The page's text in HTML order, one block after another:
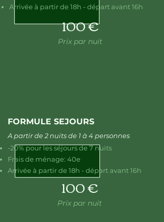
Arrivée à partir de 18h - départ avant 16h
100 €
Prix par nuit
FORMULE SEJOURS
A partir de 2 nuits de 1 à 4 personnes
-20% pour les séjours de 7 nuits
Frais de ménage: 40e
Arrivée à partir de 18h - départ avant 16h
100 €
Prix par nuit